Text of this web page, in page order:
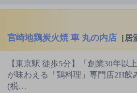
宮崎地鶏炭火焼 車 丸の内店 [居
【東京駅 徒歩5分】「創業30年以
が味わえる「鶏料理」専門店2H飲
(税…